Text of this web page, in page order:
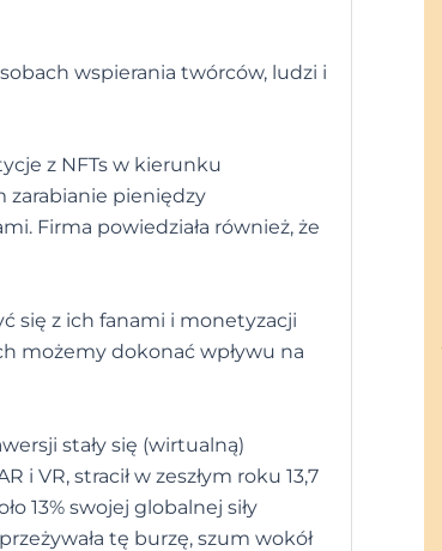
wspierania twórców, ludzi i
z NFTs w kierunku
zarabianie pieniędzy
Firma powiedziała również, że
się z ich fanami i monetyzacji
możemy dokonać wpływu na
stały się (wirtualną)
VR, stracił w zeszłym roku 13,7
13% swojej globalnej siły
tę burzę, szum wokół